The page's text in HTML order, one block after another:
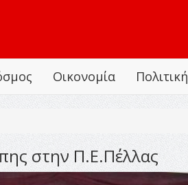
Οικονομία Πολιτική
στην Π.Ε.Πέλλας